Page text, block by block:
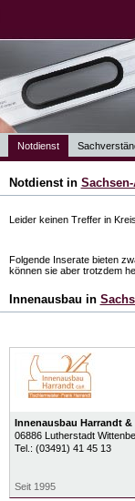
Notdienst
Notdienst in
Leider keinen Treffer in
Folgende Inserate bieten
können sie aber trotzdem
Innenausbau in
Innenausbau Harrandt &
06886 Lutherstadt
Tel.: (03491) 41 45 13
Seit 1995